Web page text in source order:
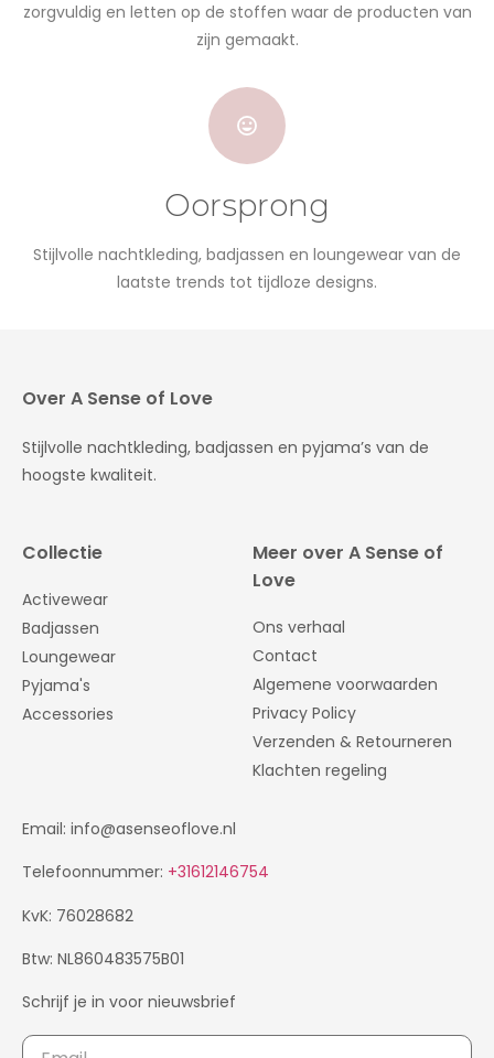
zorgvuldig en letten op de stoffen waar de producten van
zijn gemaakt.
Oorsprong
Stijlvolle nachtkleding, badjassen en loungewear van de
laatste trends tot tijdloze designs.
Over A Sense of Love
Stijlvolle nachtkleding, badjassen en pyjama’s van de
hoogste kwaliteit.
Collectie
Activewear
Badjassen
Loungewear
Pyjama's
Accessories
Meer over A Sense of
Love
Ons verhaal
Contact
Algemene voorwaarden
Privacy Policy
Verzenden & Retourneren
Klachten regeling
Email: info@asenseoflove.nl
Telefoonnummer: +31612146754
KvK: 76028682
Btw: NL860483575B01
Schrijf je in voor nieuwsbrief